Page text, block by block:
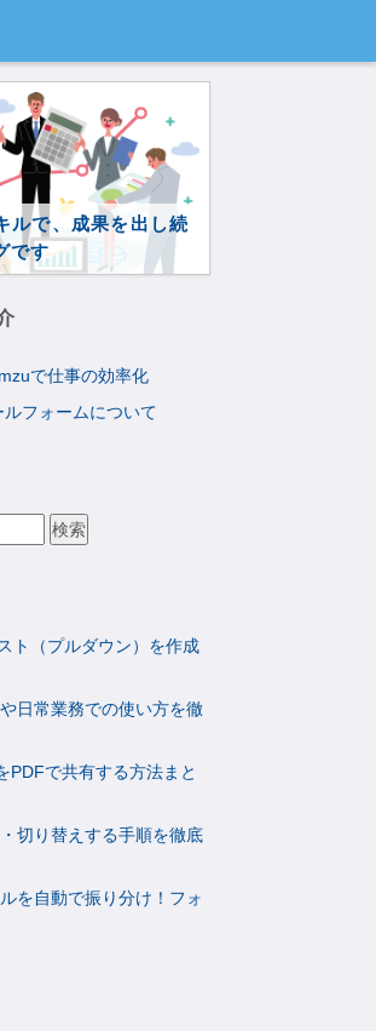
ルで、成果を出し続
です
で仕事の効率化
ルフォームについて
ト（プルダウン）を作成
日常業務での使い方を徹
PDFで共有する方法まと
切り替えする手順を徹底
を自動で振り分け！フォ